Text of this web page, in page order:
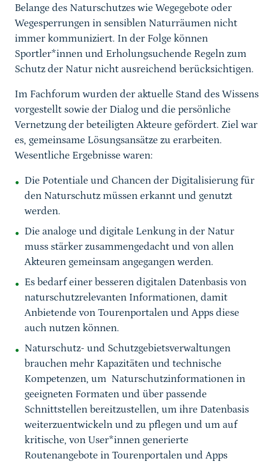
Belange des Naturschutzes wie Wegegebote oder
Wegesperrungen in sensiblen Naturräumen nicht
immer kommuniziert. In der Folge können
Sportler*innen und Erholungsuchende Regeln zum
Schutz der Natur nicht ausreichend berücksichtigen.
Im Fachforum wurden der aktuelle Stand des Wissens
vorgestellt sowie der Dialog und die persönliche
Vernetzung der beteiligten Akteure gefördert. Ziel war
es, gemeinsame Lösungsansätze zu erarbeiten.
Wesentliche Ergebnisse waren:
Die Potentiale und Chancen der Digitalisierung für
den Naturschutz müssen erkannt und genutzt
werden.
Die analoge und digitale Lenkung in der Natur
muss stärker zusammengedacht und von allen
Akteuren gemeinsam angegangen werden.
Es bedarf einer besseren digitalen Datenbasis von
naturschutzrelevanten Informationen, damit
Anbietende von Tourenportalen und Apps diese
auch nutzen können.
Naturschutz- und Schutzgebietsverwaltungen
brauchen mehr Kapazitäten und technische
Kompetenzen, um Naturschutzinformationen in
geeigneten Formaten und über passende
Schnittstellen bereitzustellen, um ihre Datenbasis
weiterzuentwickeln und zu pflegen und um auf
kritische, von User*innen generierte
Routenangebote in Tourenportalen und Apps